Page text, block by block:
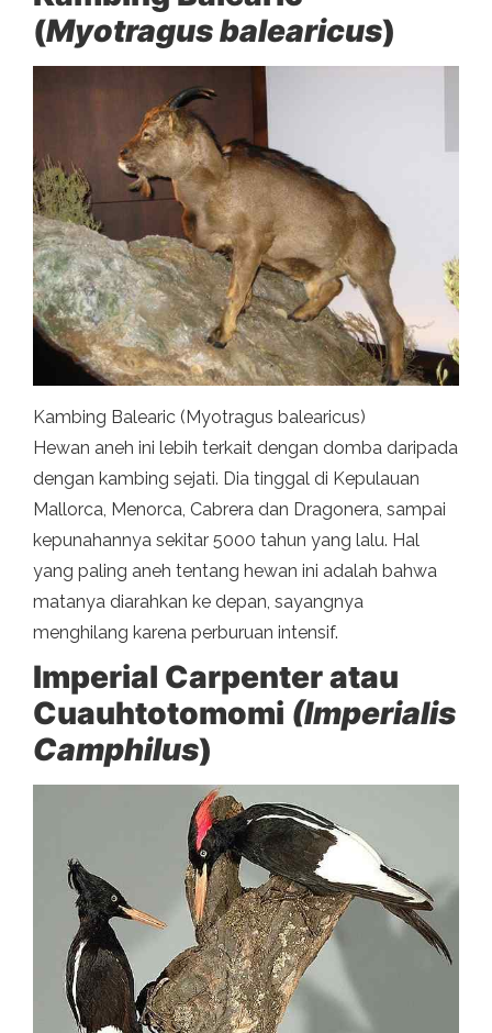
(Myotragus balearicus)
Kambing Balearic (Myotragus balearicus)
Hewan aneh ini lebih terkait dengan domba daripada
dengan kambing sejati. Dia tinggal di Kepulauan
Mallorca, Menorca, Cabrera dan Dragonera, sampai
kepunahannya sekitar 5000 tahun yang lalu. Hal
yang paling aneh tentang hewan ini adalah bahwa
matanya diarahkan ke depan, sayangnya
menghilang karena perburuan intensif.
Imperial Carpenter atau
Cuauhtotomomi (Imperialis
Camphilus)